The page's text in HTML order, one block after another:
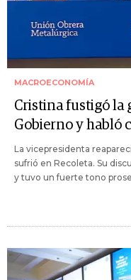
MACROECONOMÍA
Cristina fustigó la
Gobierno y habló
La vicepresidenta
sufrió en Recoleta. Su
y tuvo un fuerte tono